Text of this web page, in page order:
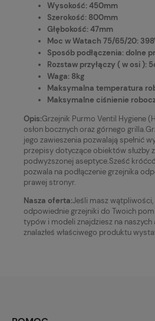
Wysokość: 450mm
Szerokość: 800mm
Głębokość: 47mm
Moc w Watach 75/65/20:
Sposób podłączenia: dolne
Rozstaw przyłączy ( w osi ):
Waga: 8kg
Maksymalna temperatura
Maksymalne ciśnienie
Opis:Grzejnik Purmo Ventil Hygiene
osłon bocznych oraz górnego
jego zawieszenia pozwalają spełnić
przepisy dotyczące obiektów służby
podwyższonej aseptyce.Sześć
pozwala na podłączenie grzejnika
prawej stronyr.
Nasza oferta:Jeśli masz
odpowiednie grzejniki do Twoich
typów i modeli znajdziesz na naszych
znalazłeś właściwego produktu